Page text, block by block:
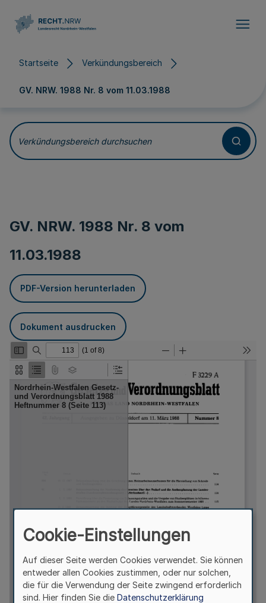
Startseite Verkündungsbereich
GV. NRW. 1988 Nr. 8 vom 11.03.1988
Verkündungsbereich durchsuchen
GV. NRW. 1988 Nr. 8 vom
11.03.1988
PDF-Version herunterladen
Dokument ausdrucken
Cookie-Einstellungen
Auf dieser Seite werden Cookies verwendet. Sie können
entweder allen Cookies zustimmen, oder nur solchen,
die für die Verwendung der Seite zwingend erforderlich
sind. Hier finden Sie die Datenschutzerklärung